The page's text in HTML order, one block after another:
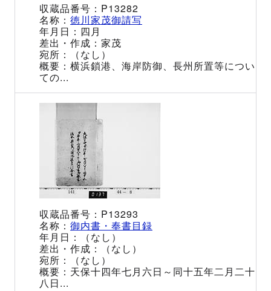
P13282
徳川家茂御請写
四月
家茂
（なし）
横浜鎖港、海岸防御、長州所置等につい
ての...
P13293
御内書・奉書目録
（なし）
（なし）
（なし）
天保十四年七月六日～同十五年二月二十
八日...